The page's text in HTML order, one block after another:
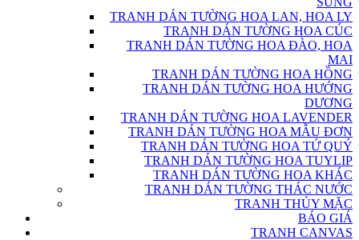
TRANH DÁN TƯỜNG HOA LAN, HOA LY
TRANH DÁN TƯỜNG HOA CÚC
TRANH DÁN TƯỜNG HOA ĐÀO, HOA
MAI
TRANH DÁN TƯỜNG HOA HỒNG
TRANH DÁN TƯỜNG HOA HƯỚNG
DƯƠNG
TRANH DÁN TƯỜNG HOA LAVENDER
TRANH DÁN TƯỜNG HOA MẪU ĐƠN
TRANH DÁN TƯỜNG HOA TỨ QUÝ
TRANH DÁN TƯỜNG HOA TUYLIP
TRANH DÁN TƯỜNG HOA KHÁC
TRANH DÁN TƯỜNG THÁC NƯỚC
TRANH THỦY MẶC
BÁO GIÁ
TRANH CANVAS